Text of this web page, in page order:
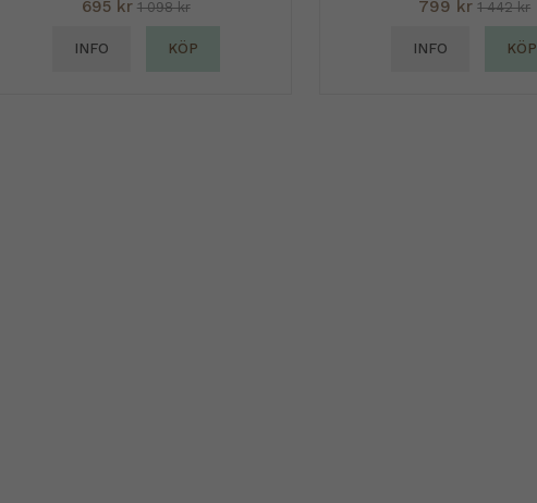
695 kr 1 098 kr
INFO KÖP
799 kr 1 442 kr
INFO KÖP